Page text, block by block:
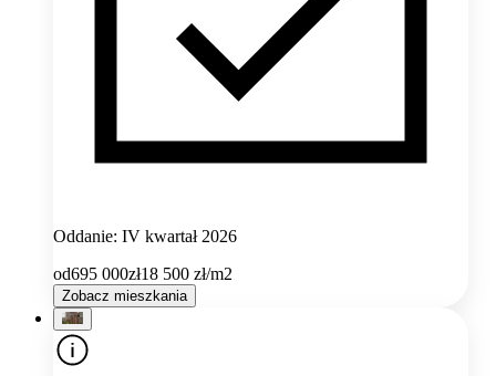
Oddanie: IV kwartał 2026
od695 000zł18 500 zł/m2
Zobacz mieszkania